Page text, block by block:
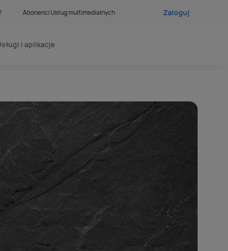
Abonenci Usług multimedialnych Zaloguj
i aplikacje